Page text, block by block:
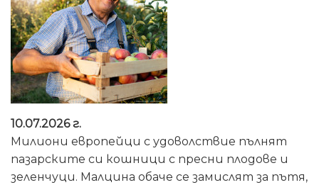
10.07.2026 г.
Милиони европейци с удоволствие пълнят
пазарските си кошници с пресни плодове и
зеленчуци. Малцина обаче се замислят за пътя,